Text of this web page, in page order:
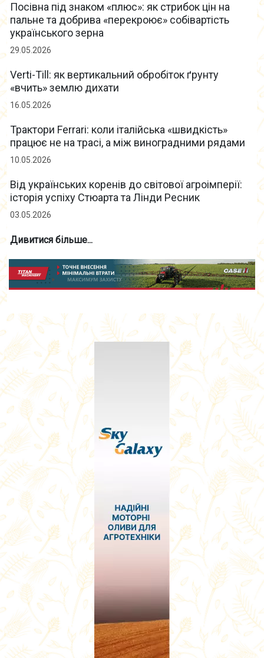
Посівна під знаком «плюс»: як стрибок цін на
пальне та добрива «перекроює» собівартість
українського зерна
29.05.2026
Verti-Till: як вертикальний обробіток ґрунту
«вчить» землю дихати
16.05.2026
Трактори Ferrari: коли італійська «швидкість»
працює не на трасі, а між виноградними рядами
10.05.2026
Від українських коренів до світової агроімперії:
історія успіху Стюарта та Лінди Ресник
03.05.2026
Дивитися більше...